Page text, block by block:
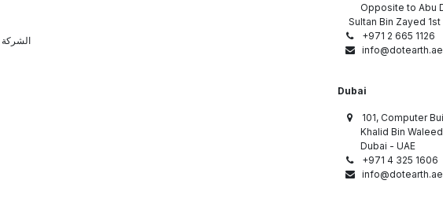
الشركة
Opposite to Abu
Sultan Bin Zayed
+971 2 665 1126
info@dotearth.ae
Dubai
101, Computer
Khalid Bin
Dubai - UAE
+971 4 325 1606
info@dotearth.ae